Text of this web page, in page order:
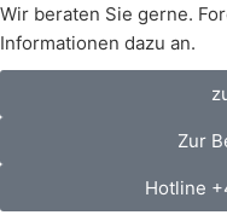
Wir beraten Sie gerne.
Informationen dazu an.
Zur
Hotline